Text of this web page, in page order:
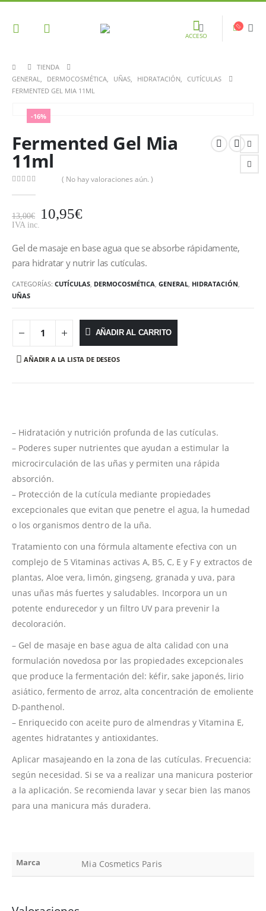
ACCESO
TIENDA
GENERAL, DERMOCOSMÉTICA, UÑAS, HIDRATACIÓN, CUTÍCULAS
FERMENTED GEL MIA 11ML
-16%
Fermented Gel Mia
11ml
( No hay valoraciones aún. )
13,00€ 10,95€
IVA inc.
Gel de masaje en base agua que se absorbe rápidamente,
para hidratar y nutrir las cutículas.
CATEGORÍAS: CUTÍCULAS, DERMOCOSMÉTICA, GENERAL, HIDRATACIÓN,
UÑAS
AÑADIR AL CARRITO
AÑADIR A LA LISTA DE DESEOS
– Hidratación y nutrición profunda de las cutículas.
– Poderes super nutrientes que ayudan a estimular la
microcirculación de las uñas y permiten una rápida
absorción.
– Protección de la cutícula mediante propiedades
excepcionales que evitan que penetre el agua, la humedad
o los organismos dentro de la uña.
Tratamiento con una fórmula altamente efectiva con un
complejo de 5 Vitaminas activas A, B5, C, E y F y extractos de
plantas, Aloe vera, limón, gingseng, granada y uva, para
unas uñas más fuertes y saludables. Incorpora un un
potente endurecedor y un filtro UV para prevenir la
decoloración.
– Gel de masaje en base agua de alta calidad con una
formulación novedosa por las propiedades excepcionales
que produce la fermentación del: kéfir, sake japonés, lirio
asiático, fermento de arroz, alta concentración de emoliente
D-panthenol.
– Enriquecido con aceite puro de almendras y Vitamina E,
agentes hidratantes y antioxidantes.
Aplicar masajeando en la zona de las cutículas. Frecuencia:
según necesidad. Si se va a realizar una manicura posterior
a la aplicación. Se recomienda lavar y secar bien las manos
para una manicura más duradera.
Marca Mia Cosmetics Paris